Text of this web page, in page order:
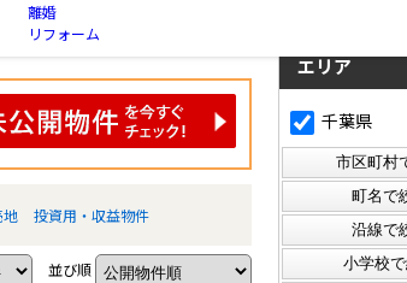
離婚
リフォーム
地 投資用・収益物件
並び順
エリア
千葉県